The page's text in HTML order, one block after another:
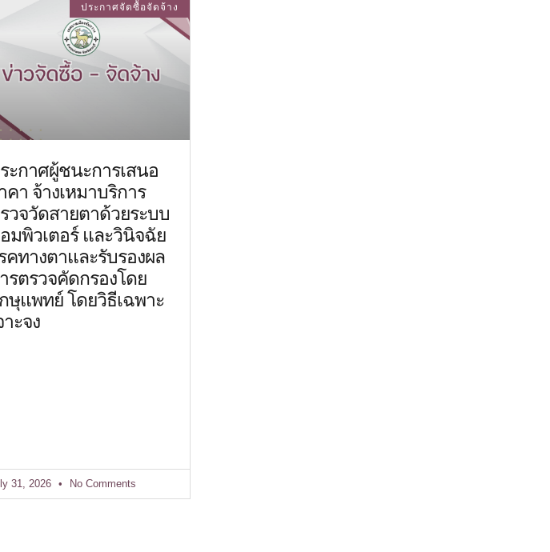
ประกาศจัดซื้อจัดจ้าง
ะกาศผู้ชนะการเสนอ
คา จ้างเหมาบริการ
วจวัดสายตาด้วยระบบ
มพิวเตอร์ และวินิจฉัย
คทางตาและรับรองผล
รตรวจคัดกรองโดย
ษุแพทย์ โดยวิธีเฉพาะ
าะจง
31, 2026 No Comments